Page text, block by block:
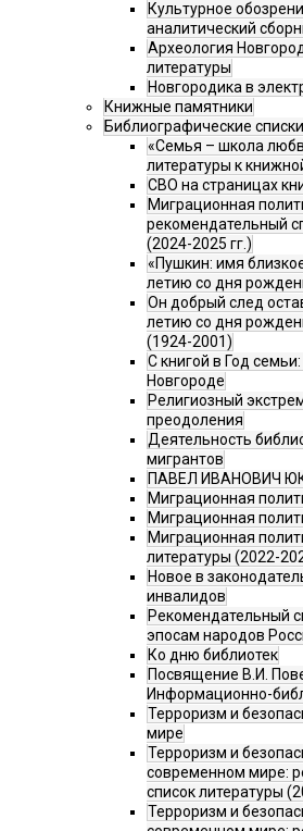
Культурное
аналитический
Археология
литературы
Новгородика в
Книжные памятники
Библиографические списки
«Семья – школа
литературы к
СВО на страницах
Миграционная
рекомендательный
(2024-2025 гг.)
«Пушкин: имя
летию со дня
Он добрый след
летию со дня
(1924-2001)
С книгой в Год
Новгороде
Религиозный
преодоления
Деятельность
мигрантов
ПАВЕЛ ИВАНОВИЧ
Миграционная
Миграционная
Миграционная
литературы (2022-
Новое в
инвалидов
Рекомендательный
эпосам народов
Ко дню библиотек
Посвящение В.И.
Информационно-
Терроризм и
мире
Терроризм и
современном мире:
список литературы
Терроризм и